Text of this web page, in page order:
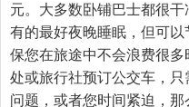
元。大多数卧铺巴士都很
有的最好夜晚睡眠，但可
保您在旅途中不会浪费很
处或旅行社预订公交车，
问题，或者您时间紧迫，那